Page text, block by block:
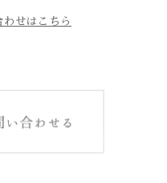
わせはこちら